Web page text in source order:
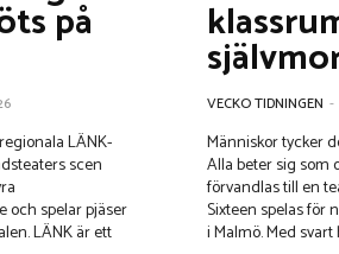
på
LÄNK-
scen
och spelar pjäser
ett
VECKO TIDNINGEN -
Människor tycker
Alla beter sig som om
förvandlas till en
Sixteen spelas för
i Malmö. Med